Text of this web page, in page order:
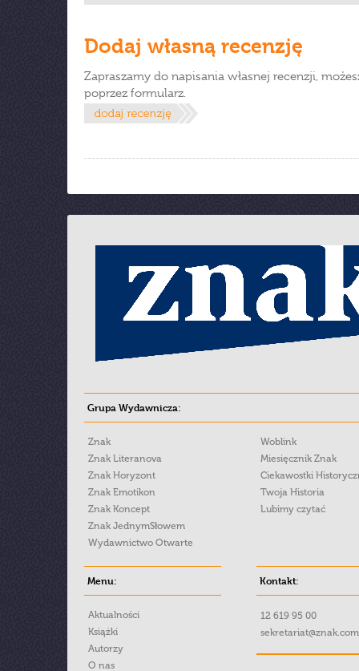
Dodaj własną recenzję
Zapraszamy do napisania własnej recenzji,
poprzez formularz.
Grupa Wydawnicza:
Znak
Znak Literanova
Znak Horyzont
Znak Emotikon
Znak Koncept
Znak JednymSłowem
Wydawnictwo Otwarte
Woblink
Miesięcznik Znak
Ciekawostki
Twoja Historia
Lubimy czytać
Menu:
Aktualności
Książki
Autorzy
O nas
Kontakt:
12 619 95 00